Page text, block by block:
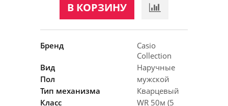
В КОРЗИНУ
Бренд
Casio
Collection
Вид
Наручные
Пол
мужской
Тип механизма
Кварцевый
Класс
WR 50м (5